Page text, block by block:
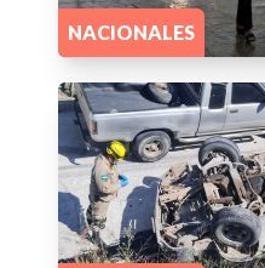
NACIONALES